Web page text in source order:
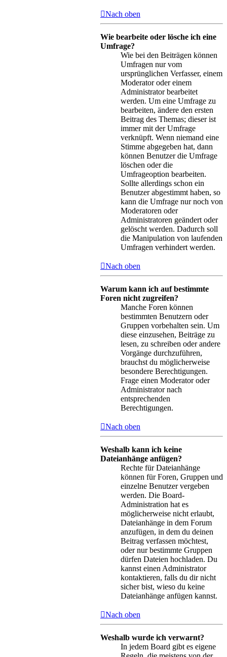
Nach oben
Wie bearbeite oder lösche ich eine
Umfrage?
Wie bei den Beiträgen können
Umfragen nur vom
ursprünglichen Verfasser, einem
Moderator oder einem
Administrator bearbeitet
werden. Um eine Umfrage zu
bearbeiten, ändere den ersten
Beitrag des Themas; dieser ist
immer mit der Umfrage
verknüpft. Wenn niemand eine
Stimme abgegeben hat, dann
können Benutzer die Umfrage
löschen oder die
Umfrageoption bearbeiten.
Sollte allerdings schon ein
Benutzer abgestimmt haben, so
kann die Umfrage nur noch von
Moderatoren oder
Administratoren geändert oder
gelöscht werden. Dadurch soll
die Manipulation von laufenden
Umfragen verhindert werden.
Nach oben
Warum kann ich auf bestimmte
Foren nicht zugreifen?
Manche Foren können
bestimmten Benutzern oder
Gruppen vorbehalten sein. Um
diese einzusehen, Beiträge zu
lesen, zu schreiben oder andere
Vorgänge durchzuführen,
brauchst du möglicherweise
besondere Berechtigungen.
Frage einen Moderator oder
Administrator nach
entsprechenden
Berechtigungen.
Nach oben
Weshalb kann ich keine
Dateianhänge anfügen?
Rechte für Dateianhänge
können für Foren, Gruppen und
einzelne Benutzer vergeben
werden. Die Board-
Administration hat es
möglicherweise nicht erlaubt,
Dateianhänge in dem Forum
anzufügen, in dem du deinen
Beitrag verfassen möchtest,
oder nur bestimmte Gruppen
dürfen Dateien hochladen. Du
kannst einen Administrator
kontaktieren, falls du dir nicht
sicher bist, wieso du keine
Dateianhänge anfügen kannst.
Nach oben
Weshalb wurde ich verwarnt?
In jedem Board gibt es eigene